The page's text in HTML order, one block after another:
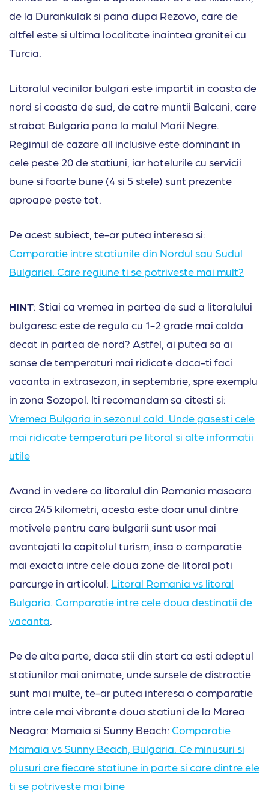
de la Durankulak si pana dupa Rezovo, care de
altfel este si ultima localitate inaintea granitei cu
Turcia.
Litoralul vecinilor bulgari este impartit in coasta de
nord si coasta de sud, de catre muntii Balcani, care
strabat Bulgaria pana la malul Marii Negre.
Regimul de cazare all inclusive este dominant in
cele peste 20 de statiuni, iar hotelurile cu servicii
bune si foarte bune (4 si 5 stele) sunt prezente
aproape peste tot.
Pe acest subiect, te-ar putea interesa si:
Comparatie intre statiunile din Nordul sau Sudul
Bulgariei. Care regiune ti se potriveste mai mult?
HINT: Stiai ca vremea in partea de sud a litoralului
bulgaresc este de regula cu 1-2 grade mai calda
decat in partea de nord? Astfel, ai putea sa ai
sanse de temperaturi mai ridicate daca-ti faci
vacanta in extrasezon, in septembrie, spre exemplu
in zona Sozopol. Iti recomandam sa citesti si:
Vremea Bulgaria in sezonul cald. Unde gasesti cele
mai ridicate temperaturi pe litoral si alte informatii
utile
Avand in vedere ca litoralul din Romania masoara
circa 245 kilometri, acesta este doar unul dintre
motivele pentru care bulgarii sunt usor mai
avantajati la capitolul turism, insa o comparatie
mai exacta intre cele doua zone de litoral poti
parcurge in articolul: Litoral Romania vs litoral
Bulgaria. Comparatie intre cele doua destinatii de
vacanta
Pe de alta parte, daca stii din start ca esti adeptul
statiunilor mai animate, unde sursele de distractie
sunt mai multe, te-ar putea interesa o comparatie
intre cele mai vibrante doua statiuni de la Marea
Neagra: Mamaia si Sunny Beach: Comparatie
Mamaia vs Sunny Beach, Bulgaria. Ce minusuri si
plusuri are fiecare statiune in parte si care dintre ele
ti se potriveste mai bine